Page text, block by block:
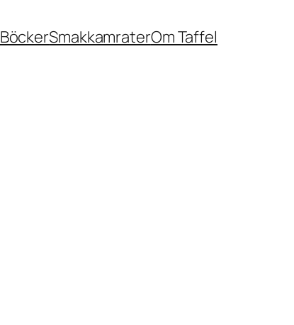
BöckerSmakkamraterOm Taffel